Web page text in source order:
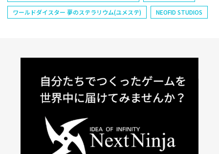
ワールドダイスター 夢のステラリウム(ユメステ)
NEOFID STUDIOS